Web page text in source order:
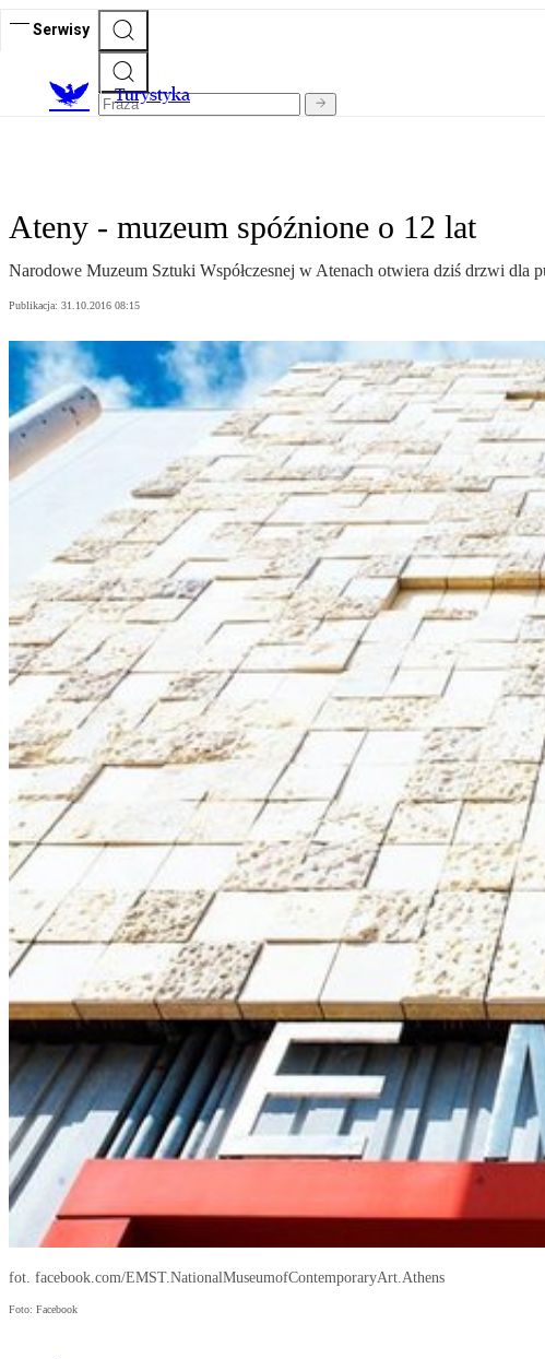
Serwisy
Turystyka
Ateny - muzeum spóźnione o 12 lat
Narodowe Muzeum Sztuki Współczesnej w Atenach otwiera dziś drzwi dla
Publikacja: 31.10.2016 08:15
fot. facebook.com/EMST.NationalMuseumofContemporaryArt.Athens
Foto: Facebook